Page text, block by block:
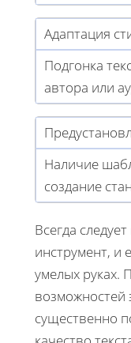
Адаптация
Подгонка
автора или
Наличие
создание
Всегда
инструмент, и
умелых руках.
возможностей
существенно